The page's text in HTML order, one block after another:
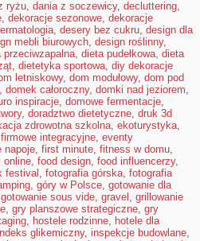
ryżu, dania z soczewicy, decluttering,
, dekoracje sezonowe, dekoracje
, desery bez cukru, design dla
mebli biurowych, design roślinny,
przeciwzapalna, dieta pudełkowa, dieta
, dietetyka sportowa, diy dekoracje
letniskowy, dom modułowy, dom pod
, domek całoroczny, domki nad jeziorem,
inspiracje, domowe fermentacje,
, doradztwo dietetyczne, druk 3d
zdrowotna szkolna, ekoturystyka,
integracyjne, eventy
napoje, first minute, fitness w domu,
online, food design, food influencerzy,
festival , fotografia górska, fotografia
, góry w Polsce, gotowanie dla
gotowanie sous vide, gravel , grillowanie
, gry planszowe strategiczne, gry
, hostele rodzinne, hotele dla
glikemiczny, inspekcje budowlane,